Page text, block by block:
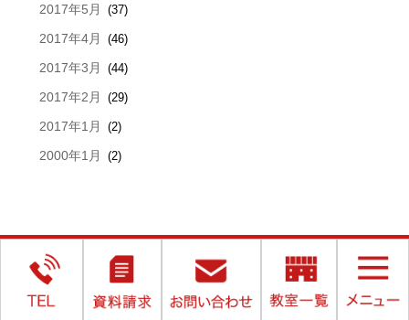
2017年5月 (37)
2017年4月 (46)
2017年3月 (44)
2017年2月 (29)
2017年1月 (2)
2000年1月 (2)